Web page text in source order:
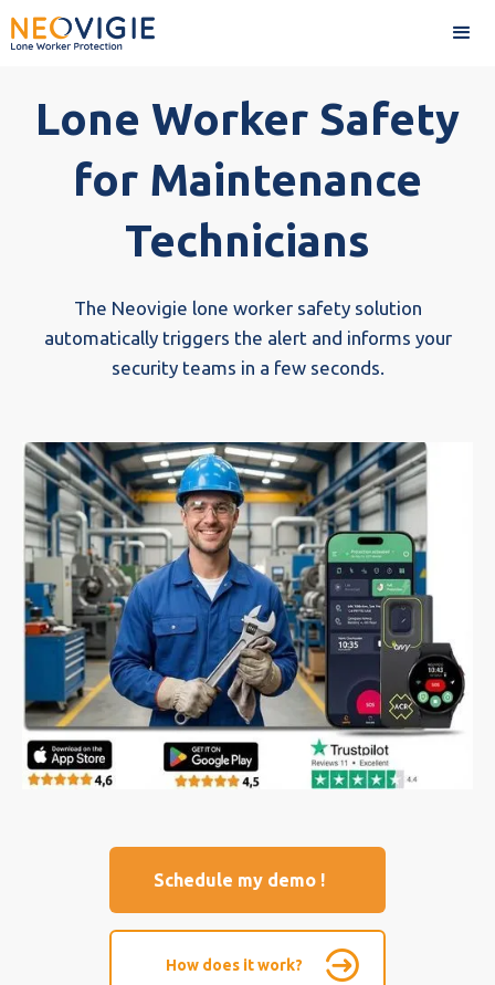
Lone Worker Safety
for Maintenance
Technicians
The Neovigie lone worker safety solution
automatically triggers the alert and informs your
security teams in a few seconds.
Schedule my demo !
How does it work?